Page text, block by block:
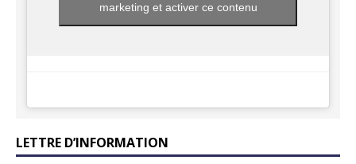
marketing et activer ce contenu
LETTRE D’INFORMATION